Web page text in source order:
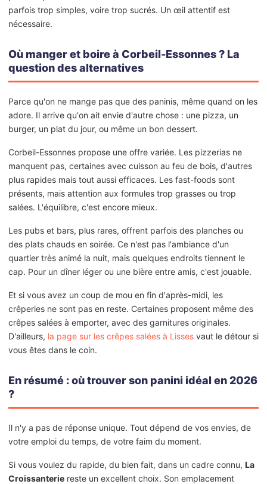
parfois trop simples, voire trop sucrés. Un œil attentif est
nécessaire.
Où manger et boire à Corbeil-Essonnes ? La
question des alternatives
Parce qu'on ne mange pas que des paninis, même quand on les
adore. Il arrive qu'on ait envie d'autre chose : une pizza, un
burger, un plat du jour, ou même un bon dessert.
Corbeil-Essonnes propose une offre variée. Les pizzerias ne
manquent pas, certaines avec cuisson au feu de bois, d'autres
plus rapides mais tout aussi efficaces. Les fast-foods sont
présents, mais attention aux formules trop grasses ou trop
salées. L'équilibre, c'est encore mieux.
Les pubs et bars, plus rares, offrent parfois des planches ou
des plats chauds en soirée. Ce n'est pas l'ambiance d'un
quartier très animé la nuit, mais quelques endroits tiennent le
cap. Pour un dîner léger ou une bière entre amis, c'est jouable.
Et si vous avez un coup de mou en fin d'après-midi, les
crêperies ne sont pas en reste. Certaines proposent même des
crêpes salées à emporter, avec des garnitures originales.
D'ailleurs, la page sur les crêpes salées à Lisses vaut le détour si
vous êtes dans le coin.
En résumé : où trouver son panini idéal en 2026
?
Il n'y a pas de réponse unique. Tout dépend de vos envies, de
votre emploi du temps, de votre faim du moment.
Si vous voulez du rapide, du bien fait, dans un cadre connu, La
Croissanterie reste un excellent choix. Son emplacement